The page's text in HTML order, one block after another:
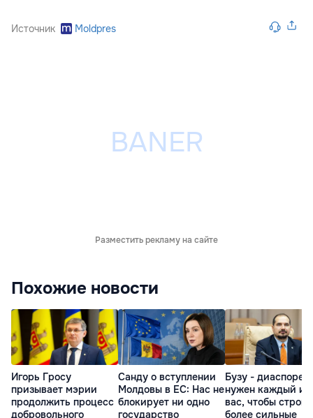
Источник Moldpres
Разместить рекламу на сайте
Похожие новости
Игорь Гросу
призывает мэрии
продолжить процесс
добровольного
Санду о вступлении
Молдовы в ЕС: Нас не
блокирует ни одно
государство
Бузу - диаспоре:
нужен каждый из
вас, чтобы
более сильные